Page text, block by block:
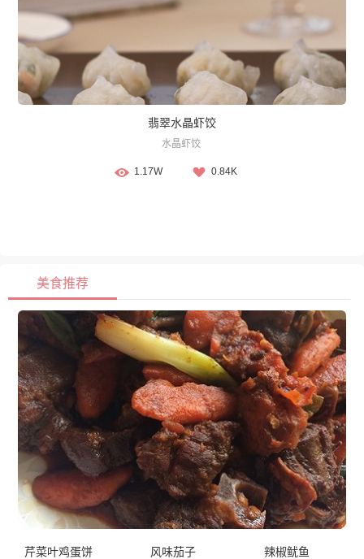
翡翠水晶虾饺
水晶虾饺
1.17W 0.84K
美食推荐
芹菜叶鸡蛋饼 风味茄子 辣椒鱿鱼